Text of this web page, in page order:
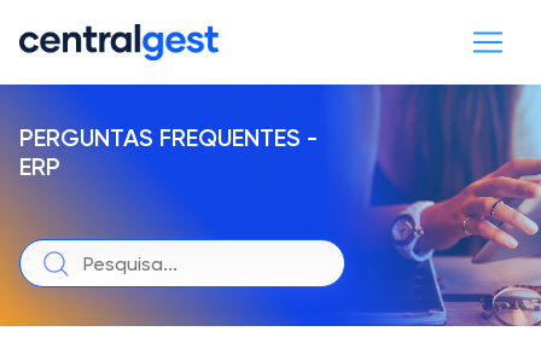
PERGUNTAS FREQUENTES -
ERP